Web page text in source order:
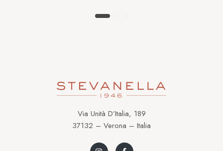
Via Unità D’Italia, 189
37132 – Verona – Italia